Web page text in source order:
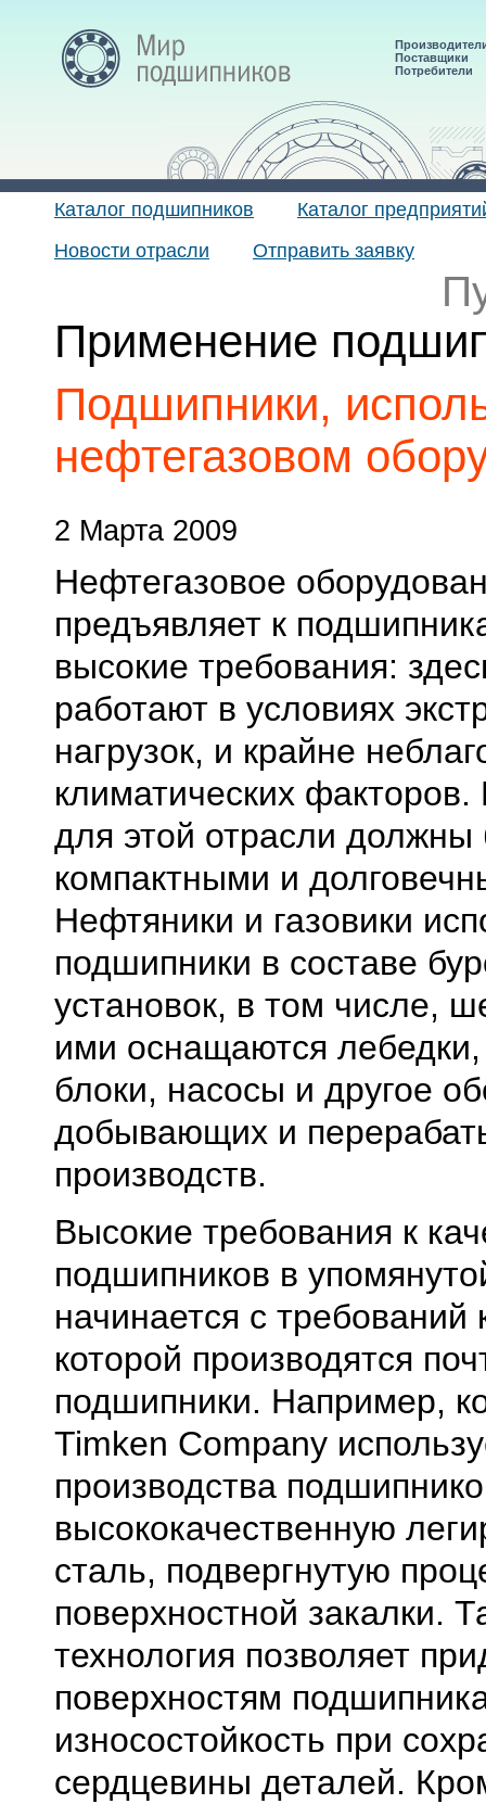
Поставщики
Потребители
Каталог подшипников
Каталог
Новости отрасли
Отправить заявку
Применение
Подшипники,
нефтегазовом
2 Марта 2009
Нефтегазовое
предъявляет к
высокие требования:
работают в условиях
нагрузок, и крайне
климатических
для этой отрасли должны
компактными и
Нефтяники и газовики
подшипники в составе
установок, в том числе,
ими оснащаются
блоки, насосы и другое
добывающих и
производств.
Высокие требования к
подшипников в
начинается с требований
которой производятся
подшипники. Например,
Timken Company
производства
высококачественную
сталь, подвергнутую
поверхностной закалки.
технология позволяет
поверхностям
износостойкость при
сердцевины деталей.